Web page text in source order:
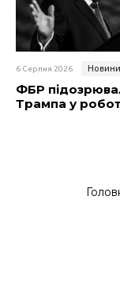
6 Серпня 2026 Новини
ФБР
Трампа у